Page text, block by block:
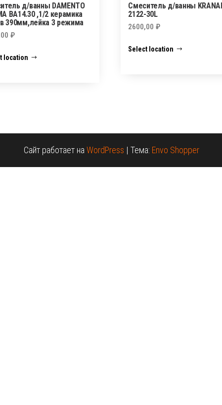
д/ванны DAMENTO
ВА14.30 ,1/2 керамика
390мм,лейка 3 режима
₽
location
Смеситель д/ванны
2122-30L
2600,00₽
Select location
Сайт работает на WordPress | Тема: Envo Shopper